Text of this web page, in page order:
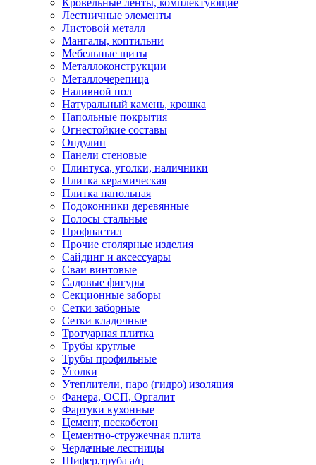
Лестничные элементы
Листовой металл
Мангалы, коптильни
Мебельные щиты
Металлоконструкции
Металлочерепица
Наливной пол
Натуральный камень, крошка
Напольные покрытия
Огнестойкие составы
Ондулин
Панели стеновые
Плинтуса, уголки, наличники
Плитка керамическая
Плитка напольная
Подоконники деревянные
Полосы стальные
Профнастил
Прочие столярные изделия
Сайдинг и аксессуары
Сваи винтовые
Садовые фигуры
Секционные заборы
Сетки заборные
Сетки кладочные
Тротуарная плитка
Трубы круглые
Трубы профильные
Уголки
Утеплители, паро (гидро) изоляция
Фанера, ОСП, Оргалит
Фартуки кухонные
Цемент, пескобетон
Цементно-стружечная плита
Чердачные лестницы
Шифер,труба а/ц